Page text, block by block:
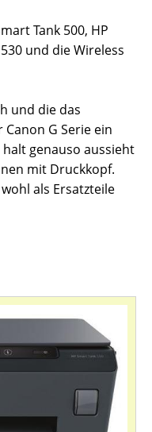
Tank 500, HP
und die Wireless
und die das
G Serie ein
genauso aussieht
mit Druckkopf.
als Ersatzteile